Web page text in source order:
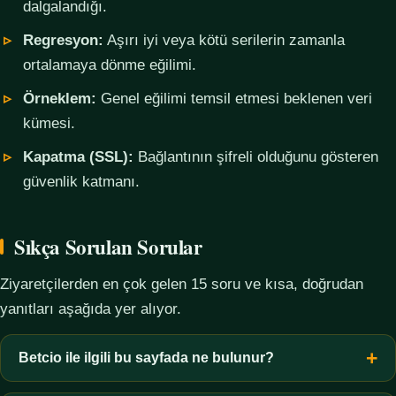
dalgalandığı.
Regresyon: Aşırı iyi veya kötü serilerin zamanla
ortalamaya dönme eğilimi.
Örneklem: Genel eğilimi temsil etmesi beklenen veri
kümesi.
Kapatma (SSL): Bağlantının şifreli olduğunu gösteren
güvenlik katmanı.
Sıkça Sorulan Sorular
Ziyaretçilerden en çok gelen 15 soru ve kısa, doğrudan
yanıtları aşağıda yer alıyor.
Betcio ile ilgili bu sayfada ne bulunur?
Bu sayfada yalnızca kavramsal bilgi, terim açıklamaları, veri